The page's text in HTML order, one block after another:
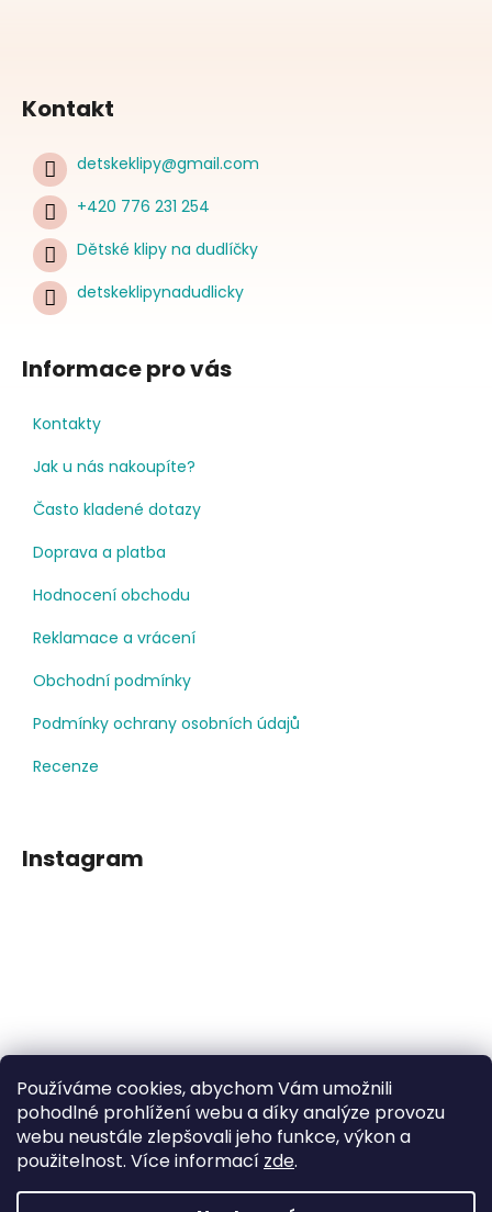
Používáme cookies, abychom Vám umožnili
pohodlné prohlížení webu a díky analýze provozu
webu neustále zlepšovali jeho funkce, výkon a
použitelnost. Více informací zde.
Kontakt
detskeklipy@gmail.com
+420 776 231 254
Dětské klipy na dudlíčky
detskeklipynadudlicky
Informace pro vás
Kontakty
Jak u nás nakoupíte?
Často kladené dotazy
Doprava a platba
Hodnocení obchodu
Reklamace a vrácení
Obchodní podmínky
Podmínky ochrany osobních údajů
Recenze
Instagram
Sledovat na Instagramu
Facebook
Dětské klipy na dudlíčky